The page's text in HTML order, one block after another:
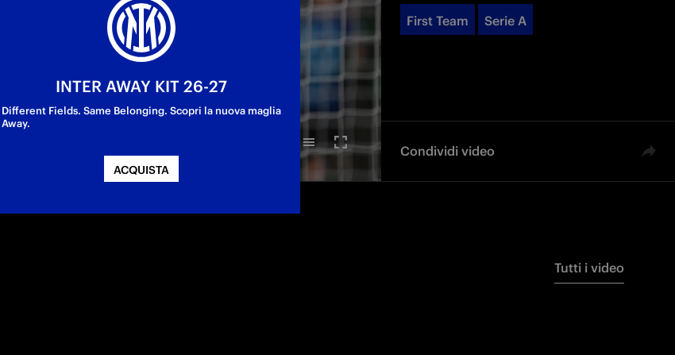
First Team Serie A
Condividi video
Tutti i video
INTER AWAY KIT 26-27
Different Fields. Same Belonging. Scopri la nuova maglia
Away.
ACQUISTA